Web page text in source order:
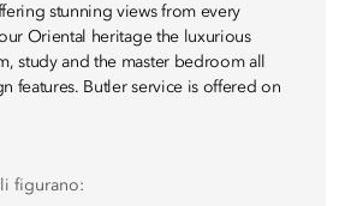
stunning views from every
Oriental heritage the luxurious
study and the master bedroom all
features. Butler service is offered on
figurano: